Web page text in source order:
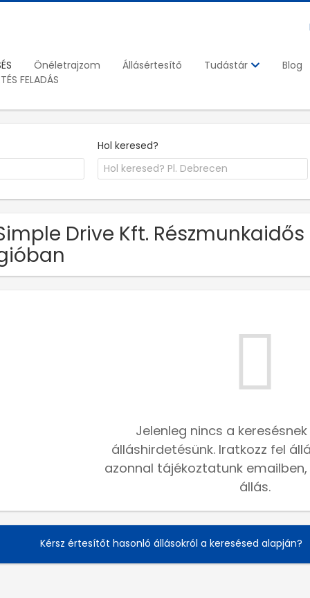
Önéletrajzom Állásértesítő Tudástár
Blog
FELADÁS
Hol keresed?
Drive Kft.
Jelenleg nincs a
álláshirdetésünk. Iratkozz fel
azonnal tájékoztatunk emailben,
állás.
Kérsz értesítőt hasonló állásokról a keresésed alapján?